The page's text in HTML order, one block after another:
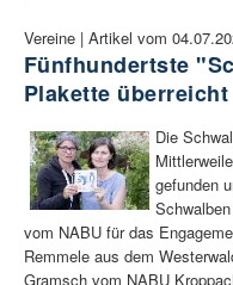
Vereine | Artikel vom
Fünfhundertste
Plakette überreicht
Die
gefunden
vom NABU für das
Remmele aus dem
Gramsch vom NABU